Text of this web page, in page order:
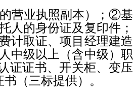
营业执照副本）；②基
人的身份证及复印件；
计取证、项目经理建造
中级以上（含中级）职
证证书、开关柜、变压
（三标提供）。